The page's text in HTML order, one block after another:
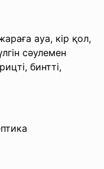
ауа, кір қол,
сәулемен
бинтті,